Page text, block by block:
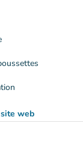
web
onglet)